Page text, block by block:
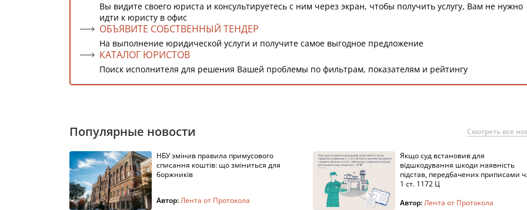
Вы видите своего юриста и консультируетесь с ним через экран, чтобы получить услугу, Вам не нужно
идти к юристу в офис
ОБЪЯВИТЕ СОБСТВЕННЫЙ ТЕНДЕР
На выполнение юридической услуги и получите самое выгодное предложение
КАТАЛОГ ЮРИСТОВ
Поиск исполнителя для решения Вашей проблемы по фильтрам, показателям и рейтингу
Популярные новости Смотреть все
НБУ змінив правила примусового
списання коштів: що зміниться для
боржників
Автор:Лента от Протокола
Якщо суд встановив для
відшкодування шкоди наявність
підстав, передбачених приписами ч.
1 ст. 1172 Ц
Автор:Лента от Протокола